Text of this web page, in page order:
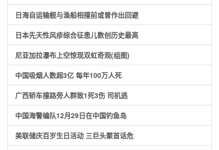
日海自运输舰与渔船相撞前或曾作出回避
日本先天性风疹综合征患儿数创历史最高
尼亚加拉瀑布上空惊现双虹奇观(组图)
中国吸烟人数超3亿 每年100万人死
广西轿车撞路旁人群致1死3伤 司机逃
中国海警编队12月29日在中国钓鱼岛
美联储庆百岁生日活动 三巨头聚首话危